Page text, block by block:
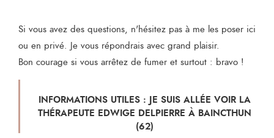
Si vous avez des questions, n'hésitez pas à me les poser ici
ou en privé. Je vous répondrais avec grand plaisir.
Bon courage si vous arrêtez de fumer et surtout : bravo !
INFORMATIONS UTILES : JE SUIS ALLÉE VOIR LA
THÉRAPEUTE EDWIGE DELPIERRE À BAINCTHUN
(62)